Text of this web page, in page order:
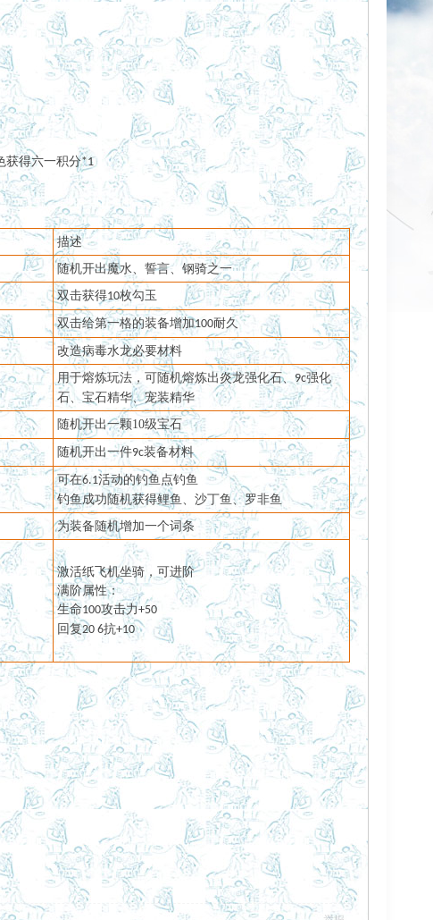
获得六一积分*1
描述
随机开出魔水、誓言、钢骑之一
双击获得10枚勾玉
双击给第一格的装备增加100耐久
改造病毒水龙必要材料
用于熔炼玩法，可随机熔炼出炎龙强化石、 9c强化
石、宝石精华、宠装精华
随机开出一颗10级宝石
随机开出一件9c装备材料
可在6.1活动的钓鱼点钓鱼
钓鱼成功随机获得鲤鱼、沙丁鱼、罗非鱼
为装备随机增加一个词条
激活纸飞机坐骑，可进阶
满阶属性：
生命100攻击力+50
回复20 6抗+10